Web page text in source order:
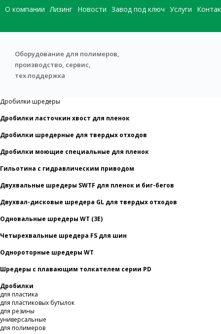
О компании Лизинг Новости Завод под ключ Услуги
Оборудование для полимеров,
производство, сервис,
тех.поддержка
Дробилки шредеры
Дробилки ласточкин хвост для пленок
Дробилки шредерные для твердых отходов
Дробилки моющие специальные для пленок
Гильотина с гидравлическим приводом
Двухвальные шредеры SWTF для пленок и биг-бегов
Двухвал-дисковые шредера GL для твердых отходов
Одновальные шредеры WT (3E)
Четырехвальные шредера FS для шин
Однороторные шредеры WT
Шредеры с плавающим толкателем серии PD
Дробилки
для пластика
для пластиковых бутылок
для резины
универсальные
для полимеров